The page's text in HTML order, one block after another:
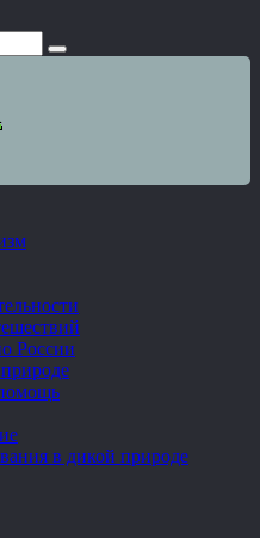
России
в дикой природе